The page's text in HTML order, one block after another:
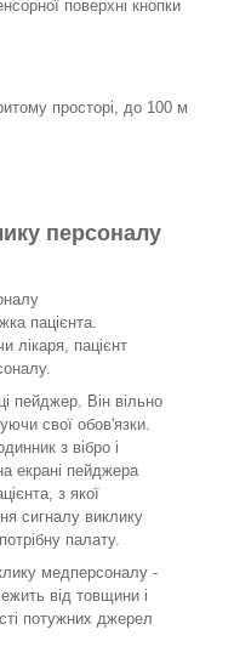
поверхні кнопки
просторі, до 100 м
персоналу
пацієнта.
лікаря, пацієнт
пейджер. Він вільно
свої обов'язки.
з вібро і
екрані пейджера
з якої
сигналу виклику
палату.
медперсоналу -
від товщини і
потужних джерел